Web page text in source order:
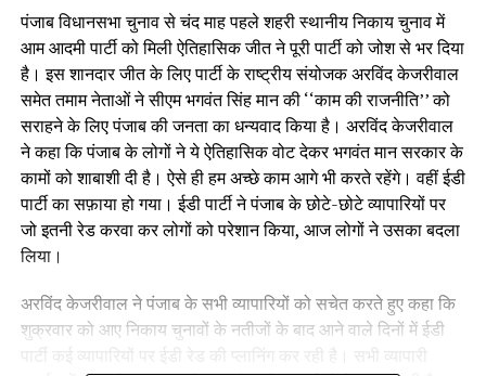
पंजाब विधानसभा चुनाव से चंद माह पहले शहरी स्थानीय निकाय चुनाव में
आम आदमी पार्टी को मिली ऐतिहासिक जीत ने पूरी पार्टी को जोश से भर दिया
है। इस शानदार जीत के लिए पार्टी के राष्ट्रीय संयोजक अरविंद केजरीवाल
समेत तमाम नेताओं ने सीएम भगवंत सिंह मान की ‘‘काम की राजनीति’’ को
सराहने के लिए पंजाब की जनता का धन्यवाद किया है। अरविंद केजरीवाल
ने कहा कि पंजाब के लोगों ने ये ऐतिहासिक वोट देकर भगवंत मान सरकार के
कामों को शाबाशी दी है। ऐसे ही हम अच्छे काम आगे भी करते रहेंगे। वहीं ईडी
पार्टी का सफ़ाया हो गया। ईडी पार्टी ने पंजाब के छोटे-छोटे व्यापारियों पर
जो इतनी रेड करवा कर लोगों को परेशान किया, आज लोगों ने उसका बदला
लिया।
अरविंद केजरीवाल ने पंजाब के सभी व्यापारियों को सचेत करते हुए कहा कि
शुक्रवार को आए निकाय चुनावों के नतीजों के बाद आने वाले दिनों में ईडी